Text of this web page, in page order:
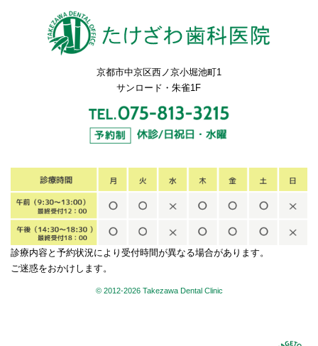
京都市中京区西ノ京小堀池町1
サンロード・朱雀1F
診療内容と予約状況により受付時間が異なる場合があります。
ご迷惑をおかけします。
© 2012-2026 Takezawa Dental Clinic